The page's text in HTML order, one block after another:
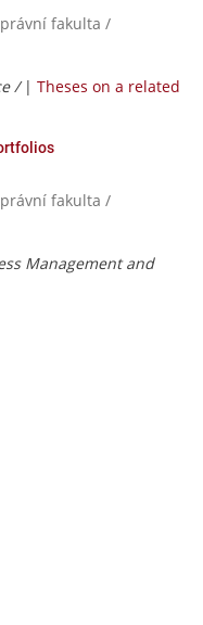
fakulta /
/ | Theses on a related
fakulta /
Management and